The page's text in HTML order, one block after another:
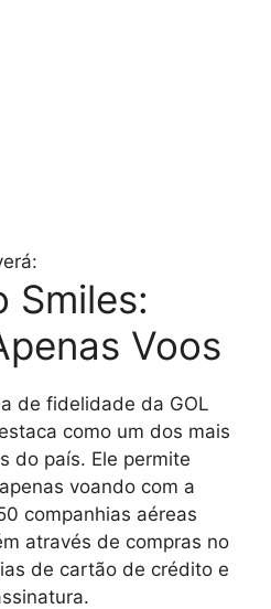
Smiles:
Voos
de fidelidade da GOL
como um dos mais
do país. Ele permite
voando com a
companhias aéreas
através de compras no
de cartão de crédito e